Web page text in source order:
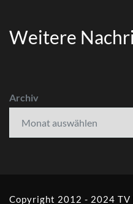
Weitere
Archiv
Copyright 2012 - 2024 TV